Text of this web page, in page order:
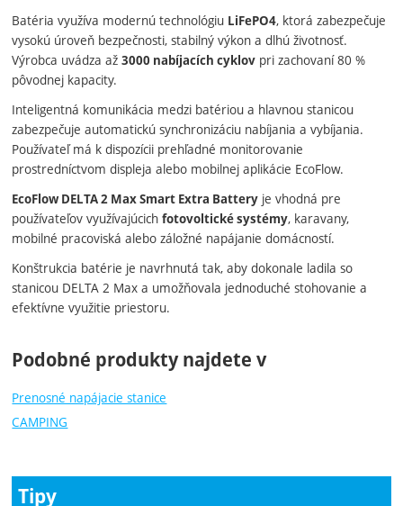
Batéria využíva modernú technológiu LiFePO4, ktorá zabezpečuje
vysokú úroveň bezpečnosti, stabilný výkon a dlhú životnosť.
Výrobca uvádza až3000 nabíjacích cyklov pri zachovaní 80 %
pôvodnej kapacity.
Inteligentná komunikácia medzi batériou a hlavnou stanicou
zabezpečuje automatickú synchronizáciu nabíjania a vybíjania.
Používateľ má k dispozícii prehľadné monitorovanie
prostredníctvom displeja alebo mobilnej aplikácie EcoFlow.
EcoFlow DELTA 2 Max Smart Extra Battery je vhodná pre
používateľov využívajúcichfotovoltické systémy, karavany,
mobilné pracoviská alebo záložné napájanie domácností.
Konštrukcia batérie je navrhnutá tak, aby dokonale ladila so
stanicou DELTA 2 Max a umožňovala jednoduché stohovanie a
efektívne využitie priestoru.
Podobné produkty najdete v
Prenosné napájacie stanice
CAMPING
Tipy